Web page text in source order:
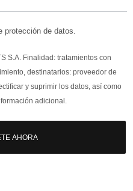
de datos.
S.A. Finalidad: tratamientos con
destinatarios: proveedor de
y suprimir los datos, así como
adicional.
AHORA